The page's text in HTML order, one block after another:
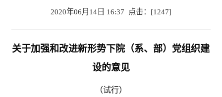
2020年06月14日 16:37 点击：[1247]
关于加强和改进新形势下院（系、部）党组织建
设的意见
（试行）